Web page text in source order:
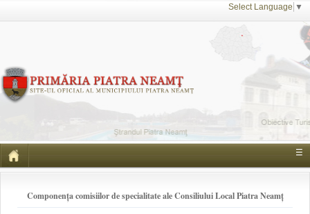
Select Language ▼
☰
Componența comisiilor de specialitate ale Consiliului Local Piatra Neamț